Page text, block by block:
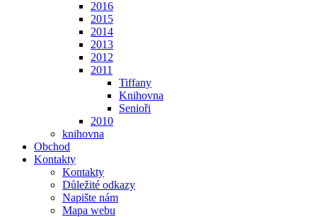
2016
2015
2014
2013
2012
2011
Tiffany
Knihovna
Senioři
2010
knihovna
Obchod
Kontakty
Kontakty
Důležité odkazy
Napište nám
Mapa webu